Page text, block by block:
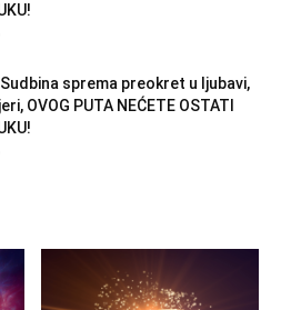
Sudbina sprema preokret u ljubavi,
OVOG PUTA NEĆETE OSTATI